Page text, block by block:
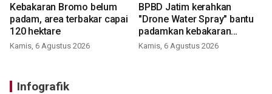
Kebakaran Bromo belum
padam, area terbakar capai
120 hektare
Kamis, 6 Agustus 2026
BPBD Jatim kerahkan
"Drone Water Spray" bantu
padamkan kebakaran
Bromo
Kamis, 6 Agustus 2026
Infografik